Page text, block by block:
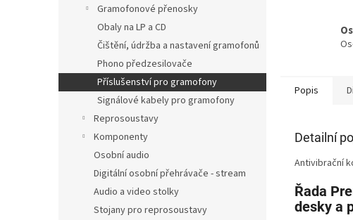
Gramofonové přenosky
Obaly na LP a CD
Čištění, údržba a nastavení gramofonů
Phono předzesilovače
Příslušenství pro gramofony
Signálové kabely pro gramofony
Reprosoustavy
Komponenty
Osobní audio
Digitální osobní přehrávače - stream
Audio a video stolky
Stojany pro reprosoustavy
Popis
Detailní
Antivibrační
Řada
desky a